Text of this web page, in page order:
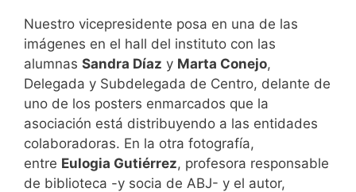
Nuestro vicepresidente posa en una de las
imágenes en el hall del instituto con las
alumnas Sandra Díaz y Marta Conejo,
Delegada y Subdelegada de Centro, delante de
uno de los posters enmarcados que la
asociación está distribuyendo a las entidades
colaboradoras. En la otra fotografía,
entre Eulogia Gutiérrez, profesora responsable
de biblioteca -y socia de ABJ- y el autor,